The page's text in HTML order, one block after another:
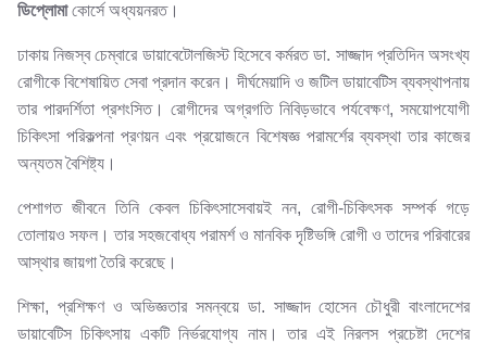
ডিপ্লোমাকোর্সে অধ্যয়নরত।
ঢাকায় নিজস্ব চেম্বারে ডায়াবেটোলজিস্ট হিসেবে কর্মরত ডা. সাজ্জাদ প্রতিদিন অসংখ্য
রোগীকে বিশেষায়িত সেবা প্রদান করেন। দীর্ঘমেয়াদি ও জটিল ডায়াবেটিস ব্যবস্থাপনায়
তার পারদর্শিতা প্রশংসিত। রোগীদের অগ্রগতি নিবিড়ভাবে পর্যবেক্ষণ, সময়োপযোগী
চিকিৎসা পরিকল্পনা প্রণয়ন এবং প্রয়োজনে বিশেষজ্ঞ পরামর্শের ব্যবস্থা তার কাজের
অন্যতম বৈশিষ্ট্য।
পেশাগত জীবনে তিনি কেবল চিকিৎসাসেবায়ই নন, রোগী-চিকিৎসক সম্পর্ক গড়ে
তোলায়ও সফল। তার সহজবোধ্য পরামর্শ ও মানবিক দৃষ্টিভঙ্গি রোগী ও তাদের পরিবারের
আস্থার জায়গা তৈরি করেছে।
শিক্ষা, প্রশিক্ষণ ও অভিজ্ঞতার সমন্বয়ে ডা. সাজ্জাদ হোসেন চৌধুরী বাংলাদেশের
ডায়াবেটিস চিকিৎসায় একটি নির্ভরযোগ্য নাম। তার এই নিরলস প্রচেষ্টা দেশের